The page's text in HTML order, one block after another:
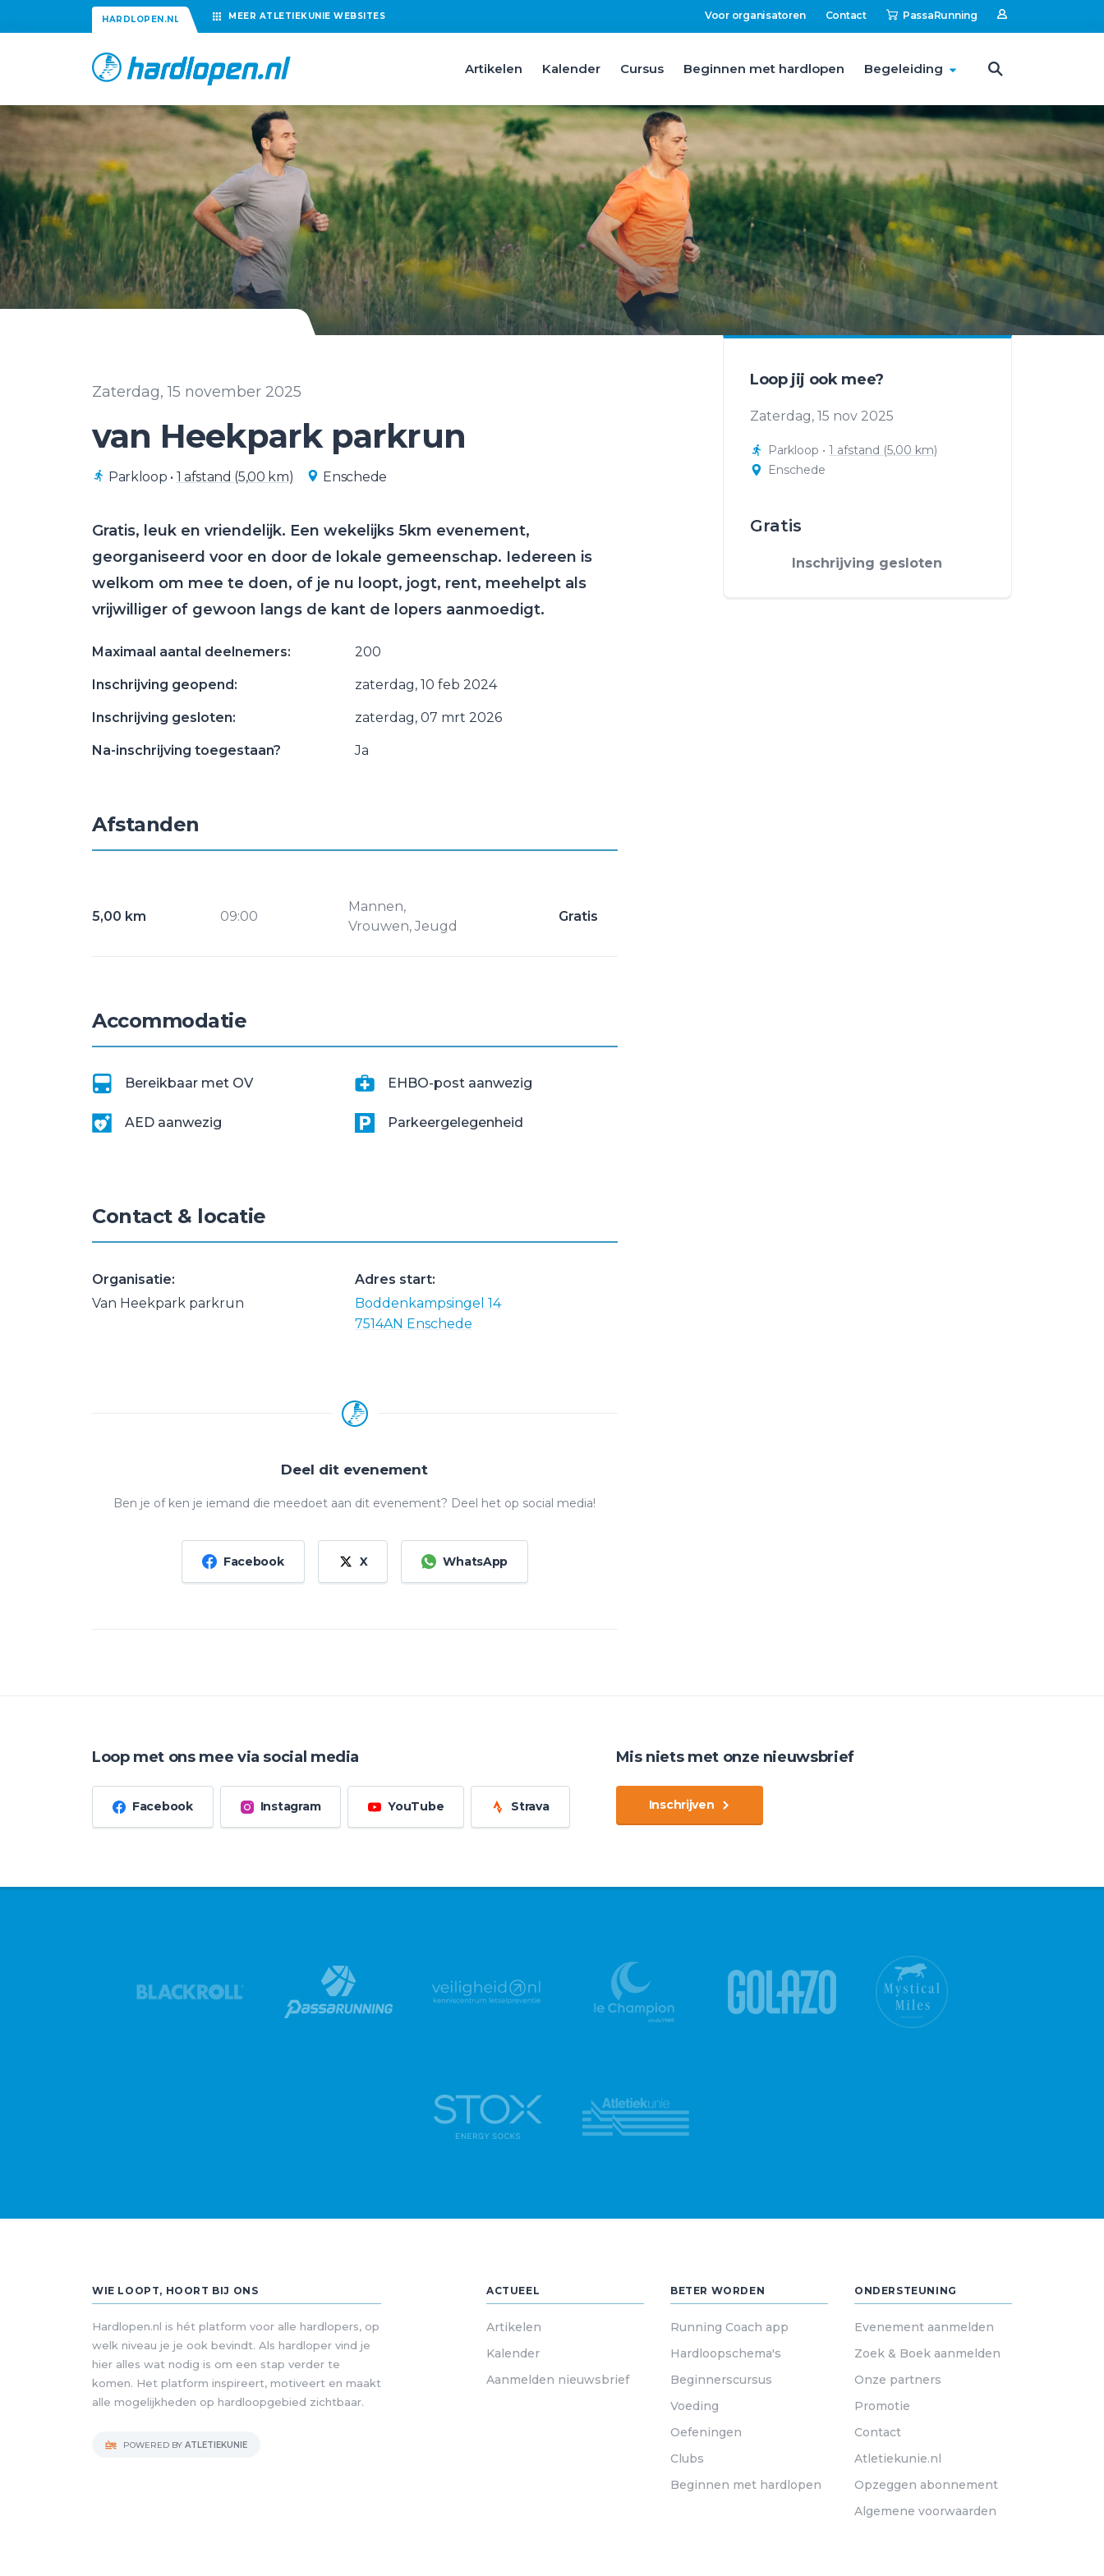
HARDLOPEN.NL MEER ATLETIEKUNIE WEBSITES Voor organisatoren Contact PassaRunning
Artikelen Kalender Cursus Beginnen met hardlopen Begeleiding
Zaterdag, 15 november 2025
van Heekpark parkrun
Parkloop • 1 afstand (5,00 km) Enschede
Gratis, leuk en vriendelijk. Een wekelijks 5km evenement,
georganiseerd voor en door de lokale gemeenschap. Iedereen is
welkom om mee te doen, of je nu loopt, jogt, rent, meehelpt als
vrijwilliger of gewoon langs de kant de lopers aanmoedigt.
Maximaal aantal deelnemers: 200
Inschrijving geopend: zaterdag, 10 feb 2024
Inschrijving gesloten: zaterdag, 07 mrt 2026
Na-inschrijving toegestaan? Ja
Afstanden
5,00 km 09:00
Mannen,
Vrouwen, Jeugd
Gratis
Accommodatie
Bereikbaar met OV EHBO-post aanwezig
AED aanwezig Parkeergelegenheid
Contact & locatie
Organisatie:
Van Heekpark parkrun
Adres start:
Boddenkampsingel 14
7514AN Enschede
Deel dit evenement
Ben je of ken je iemand die meedoet aan dit evenement? Deel het op social media!
Facebook X WhatsApp
Loop jij ook mee?
Zaterdag, 15 nov 2025
Parkloop • 1 afstand (5,00 km)
Enschede
Gratis
Inschrijving gesloten
Loop met ons mee via social media
Facebook Instagram YouTube Strava
Mis niets met onze nieuwsbrief
Inschrijven
WIE LOOPT, HOORT BIJ ONS
Hardlopen.nl is hét platform voor alle hardlopers, op
welk niveau je je ook bevindt. Als hardloper vind je
hier alles wat nodig is om een stap verder te
komen. Het platform inspireert, motiveert en maakt
alle mogelijkheden op hardloopgebied zichtbaar.
POWERED BY ATLETIEKUNIE
ACTUEEL
Artikelen
Kalender
Aanmelden nieuwsbrief
BETER WORDEN
Running Coach app
Hardloopschema's
Beginnerscursus
Voeding
Oefeningen
Clubs
Beginnen met hardlopen
ONDERSTEUNING
Evenement aanmelden
Zoek & Boek aanmelden
Onze partners
Promotie
Contact
Atletiekunie.nl
Opzeggen abonnement
Algemene voorwaarden